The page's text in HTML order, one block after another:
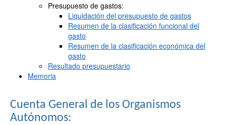
Presupuesto de gastos:
Liquidación del presupuesto de gastos
Resumen de la clasificación funcional del
gasto
Resumen de la clasificación económica del
gasto
Resultado presupuestario
Memoria
Cuenta General de los Organismos
Autónomos: